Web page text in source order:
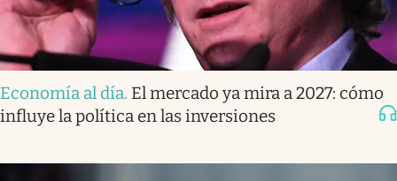
Economía al día. El mercado ya mira a 2027: cómo
influye la política en las inversiones